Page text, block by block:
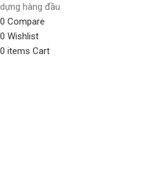
dựng hàng đầu
0 Compare
0 Wishlist
0 items Cart